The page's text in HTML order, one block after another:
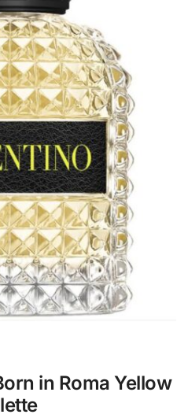
in Roma Yellow